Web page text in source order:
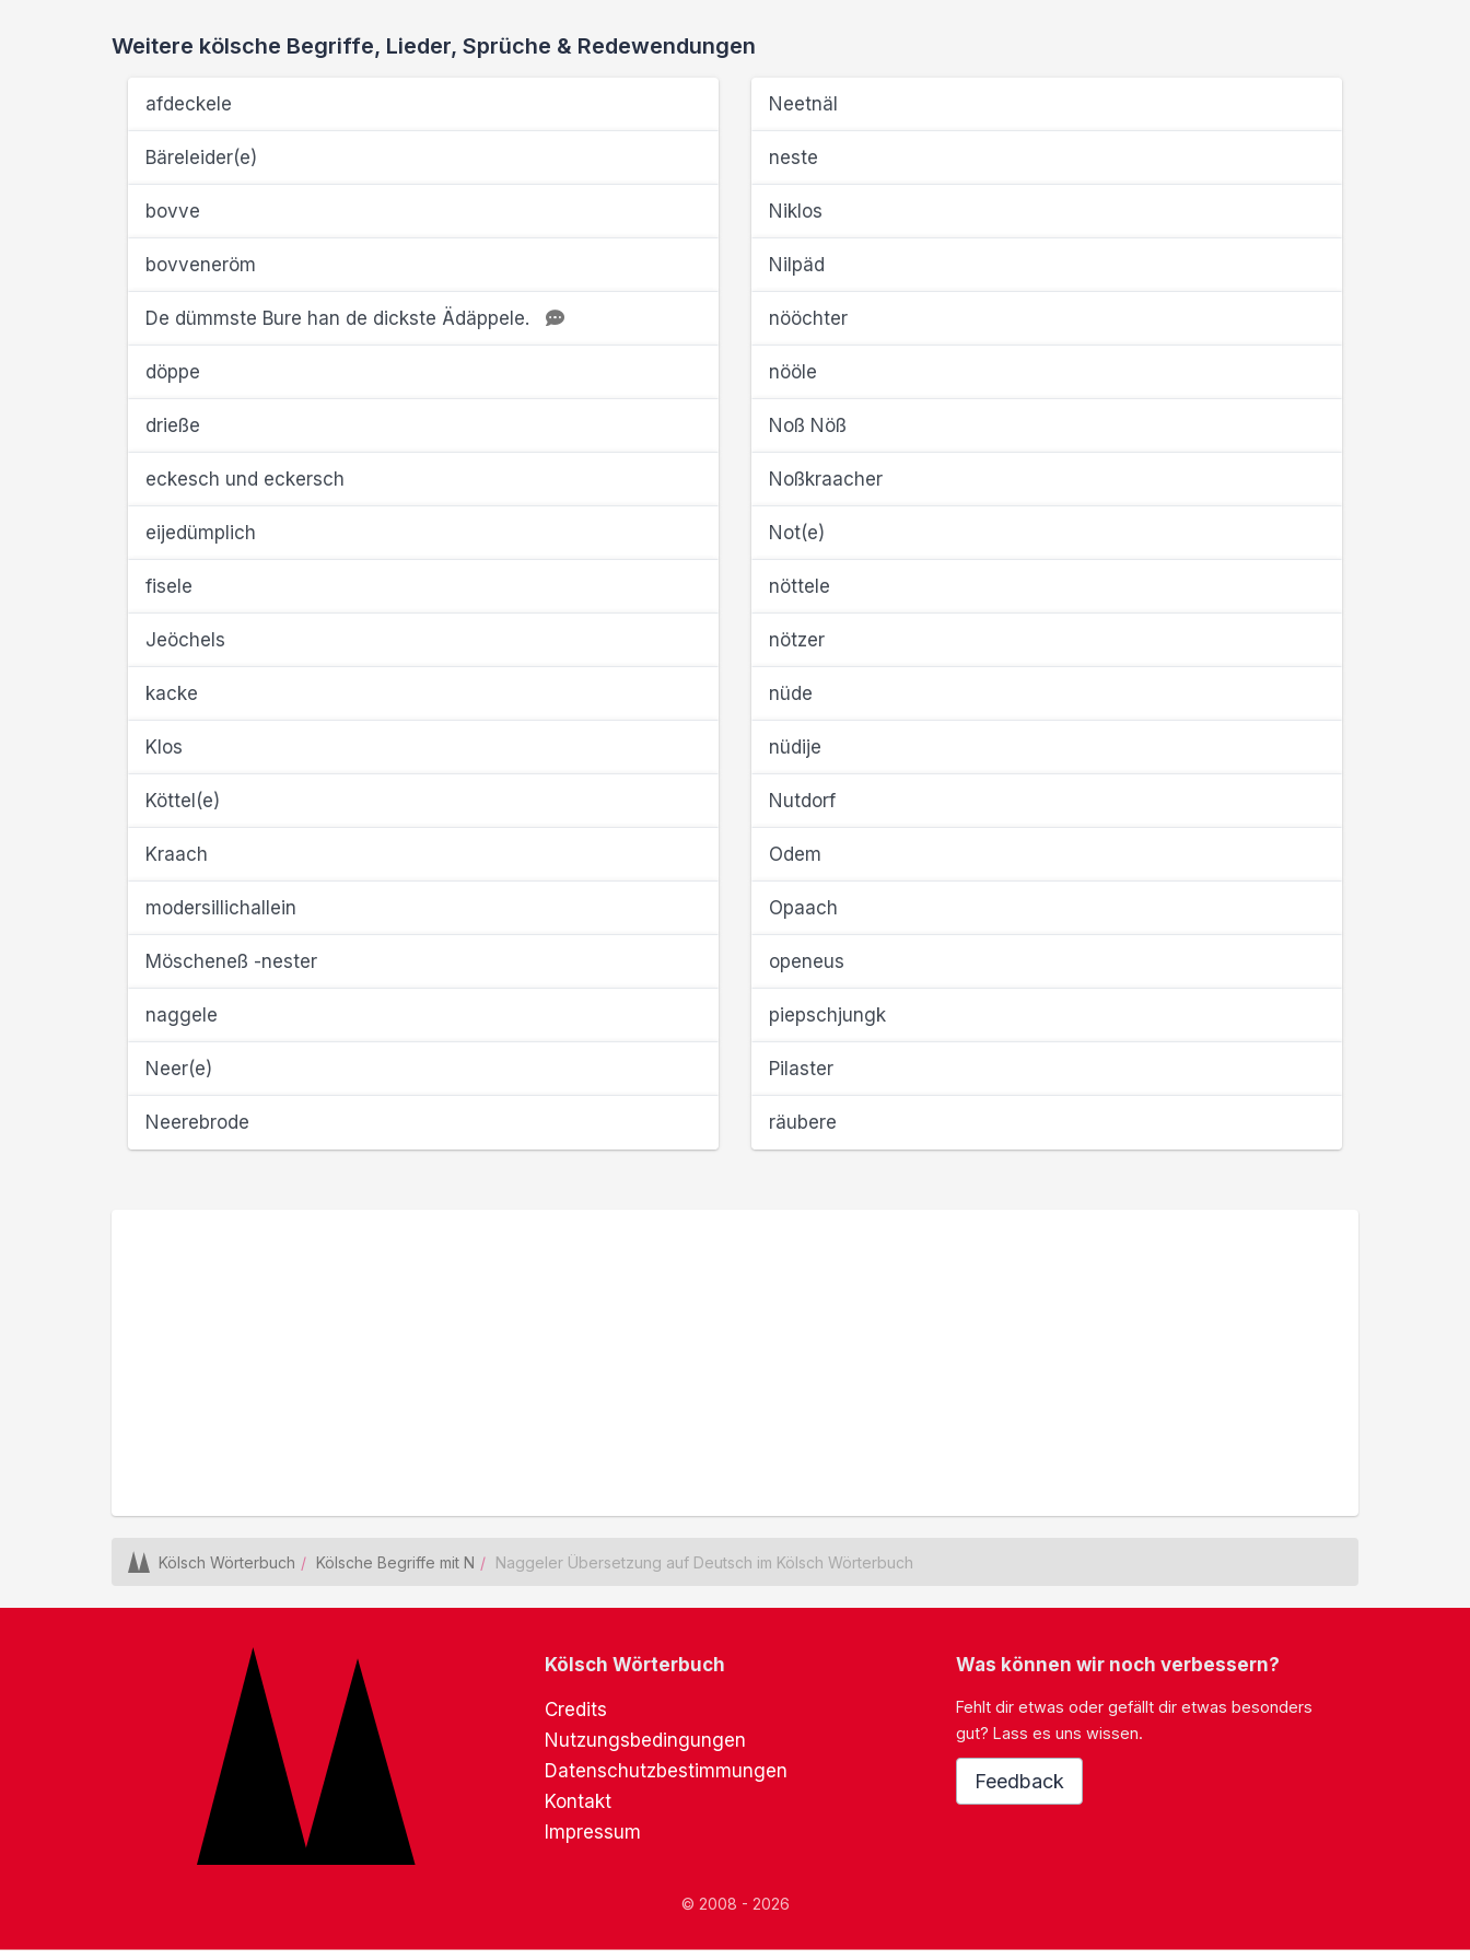
Weitere kölsche Begriffe, Lieder, Sprüche & Redewendungen
afdeckele
Bäreleider(e)
bovve
bovveneröm
De dümmste Bure han de dickste Ädäppele.
döppe
drieße
eckesch und eckersch
eijedümplich
fisele
Jeöchels
kacke
Klos
Köttel(e)
Kraach
modersillichallein
Möscheneß -nester
naggele
Neer(e)
Neerebrode
Neetnäl
neste
Niklos
Nilpäd
nööchter
nööle
Noß Nöß
Noßkraacher
Not(e)
nöttele
nötzer
nüde
nüdije
Nutdorf
Odem
Opaach
openeus
piepschjungk
Pilaster
räubere
Kölsch Wörterbuch Kölsche Begriffe mit N Naggeler Übersetzung auf Deutsch im Kölsch Wörterbuch
Kölsch Wörterbuch
Credits
Nutzungsbedingungen
Datenschutzbestimmungen
Kontakt
Impressum
Was können wir noch verbessern?
Fehlt dir etwas oder gefällt dir etwas besonders
gut? Lass es uns wissen.
Feedback
© 2008 - 2026